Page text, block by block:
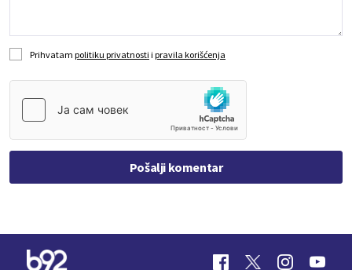
Prihvatam politiku privatnosti i pravila korišćenja
Pošalji komentar